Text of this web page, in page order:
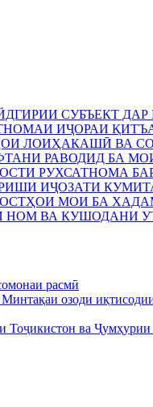
СУБЪЕКТ
ИҶОРАИ
ЛОИҲАКАШӢ ВА
РАВОДИД БА
РУХСАТНОМА
ИҶОЗАТИ
МОИ БА
НОМ ВА КУШОДАНИ
расмӣ
озоди
Тоҷикистон ва Ҷумҳурии